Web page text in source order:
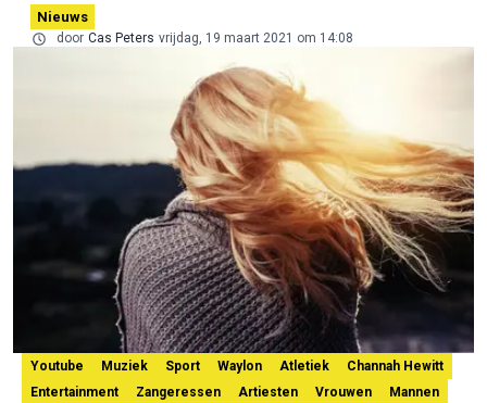
Nieuws
door Cas Peters vrijdag, 19 maart 2021 om 14:08
Youtube Muziek Sport Waylon Atletiek
Channah Hewitt
Entertainment
Zangeressen Artiesten Vrouwen
Mannen